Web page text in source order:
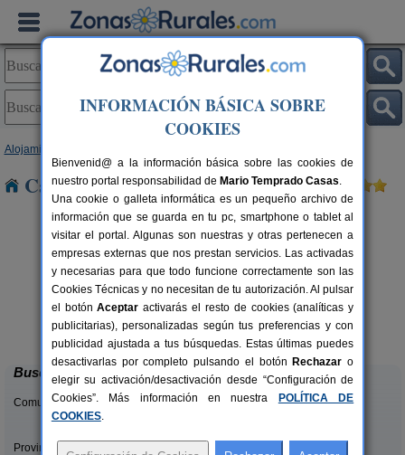
Alojamientos
Casas Rurales cerca de Avellanet
10-15+2 pers.
desde28 €
Casa Sisquet
Montcortes (Lleida)
Buscar
Comunidades:
Provincias/Islas:
INFORMACIÓN BÁSICA SOBRE
COOKIES
Bienvenid@ a la información básica sobre las cookies de
nuestro portal responsabilidad de Mario Temprado Casas.
Una cookie o galleta informática es un pequeño archivo de
información que se guarda en tu pc, smartphone o tablet al
visitar el portal. Algunas son nuestras y otras pertenecen a
empresas externas que nos prestan servicios. Las activadas
y necesarias para que todo funcione correctamente son las
Cookies Técnicas y no necesitan de tu autorización. Al pulsar
el botónAceptar activarás el resto de cookies (analíticas y
publicitarias), personalizadas según tus preferencias y con
publicidad ajustada a tus búsquedas. Estas últimas puedes
desactivarlas por completo pulsando el botón Rechazar o
elegir su activación/desactivación desde “Configuración de
Cookies”. Más información en nuestra
POLÍTICA DE
COOKIES.